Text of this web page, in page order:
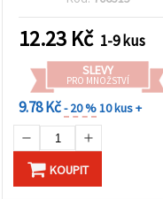
12.23 Kč 1-9 kus
SLEVY
PRO MNOŽSTVÍ
9.78 Kč- 20 %10 kus +
KOUPIT